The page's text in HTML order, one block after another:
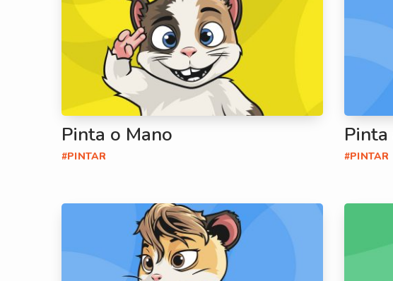
Pinta o Mano
#PINTAR
Pinta
#PINTAR